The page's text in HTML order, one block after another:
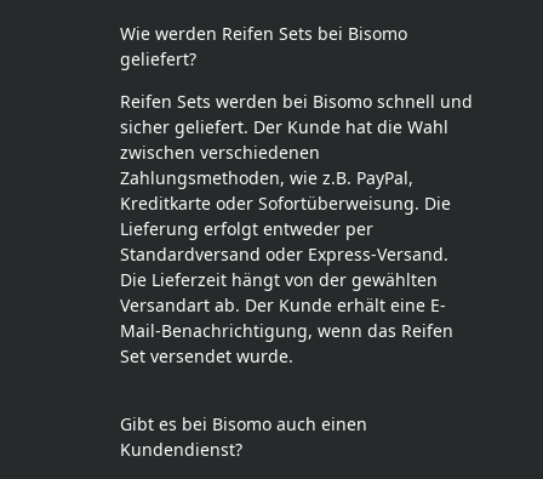
Wie werden Reifen Sets bei Bisomo
geliefert?
Reifen Sets werden bei Bisomo schnell und
sicher geliefert. Der Kunde hat die Wahl
zwischen verschiedenen
Zahlungsmethoden, wie z.B. PayPal,
Kreditkarte oder Sofortüberweisung. Die
Lieferung erfolgt entweder per
Standardversand oder Express-Versand.
Die Lieferzeit hängt von der gewählten
Versandart ab. Der Kunde erhält eine E-
Mail-Benachrichtigung, wenn das Reifen
Set versendet wurde.
Gibt es bei Bisomo auch einen
Kundendienst?